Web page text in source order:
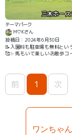
三木ホー
テーマパーク
M♡Kさん
投稿日：2024年6月30日
📝入園料も駐車場も無料とい
🥰✨ 馬もいて楽しいお散歩コ
前 1 次
ワンちゃ